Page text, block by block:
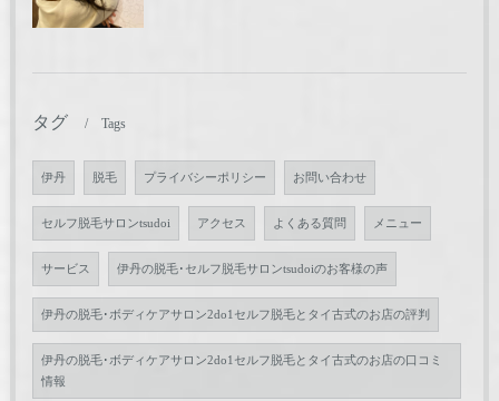
タグ Tags
伊丹 脱毛 プライバシーポリシー お問い合わせ
セルフ脱毛サロンtsudoi アクセス よくある質問 メニュー
サービス 伊丹の脱毛･セルフ脱毛サロンtsudoiのお客様の声
伊丹の脱毛･ボディケアサロン2do1セルフ脱毛とタイ古式のお店の評判
伊丹の脱毛･ボディケアサロン2do1セルフ脱毛とタイ古式のお店の口コミ
情報